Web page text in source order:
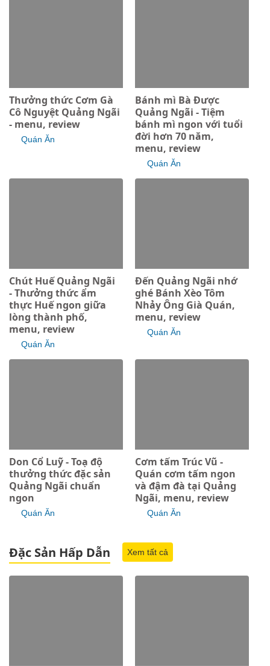
Thưởng thức Cơm Gà
Cô Nguyệt Quảng Ngãi
- menu, review
Quán Ăn
Bánh mì Bà Được
Quảng Ngãi - Tiệm
bánh mì ngon với tuổi
đời hơn 70 năm,
menu, review
Quán Ăn
Chút Huế Quảng Ngãi
- Thưởng thức ẩm
thực Huế ngon giữa
lòng thành phố,
menu, review
Quán Ăn
Đến Quảng Ngãi nhớ
ghé Bánh Xèo Tôm
Nhảy Ông Già Quán,
menu, review
Quán Ăn
Don Cổ Luỹ - Toạ độ
thưởng thức đặc sản
Quảng Ngãi chuẩn
ngon
Quán Ăn
Cơm tấm Trúc Vũ -
Quán cơm tấm ngon
và đậm đà tại Quảng
Ngãi, menu, review
Quán Ăn
Đặc Sản Hấp Dẫn Xem tất cả